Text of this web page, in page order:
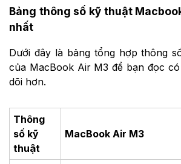
Bảng thông số kỹ thuật
nhất
Dưới đây là bảng tổng hợp thông
của MacBook Air M3 để bạn đọc
dõi hơn.
Thông
số kỹ
thuật
MacBook Air M3